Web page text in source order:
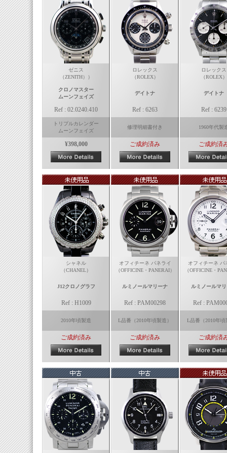
ゼニス
（ZENITH））
クロノマスター
ムーンフェイズ
Ref : 02.0240.410
トリプルカレンダー
ムーンフェイズ
¥398,000
ロレックス
（ROLEX）
デイトナ
Ref : 6263
修理明細書付き
ご成約済み
ロレックス
（ROLEX）
デイトナ
Ref : 6239
1960年代製
ご成約済
シャネル
（CHANEL）
J12クロノグラフ
Ref : H1009
2010年頃製造
ご成約済み
オフィチーネ パネライ
（OFFICINE・PANERAI）
ルミノールマリーナ
Ref : PAM00298
L品番（2010年頃製造）
ご成約済み
オフィチーネ パ
（OFFICINE・
ルミノールマ
Ref :
L品番（2010年頃
ご成約済